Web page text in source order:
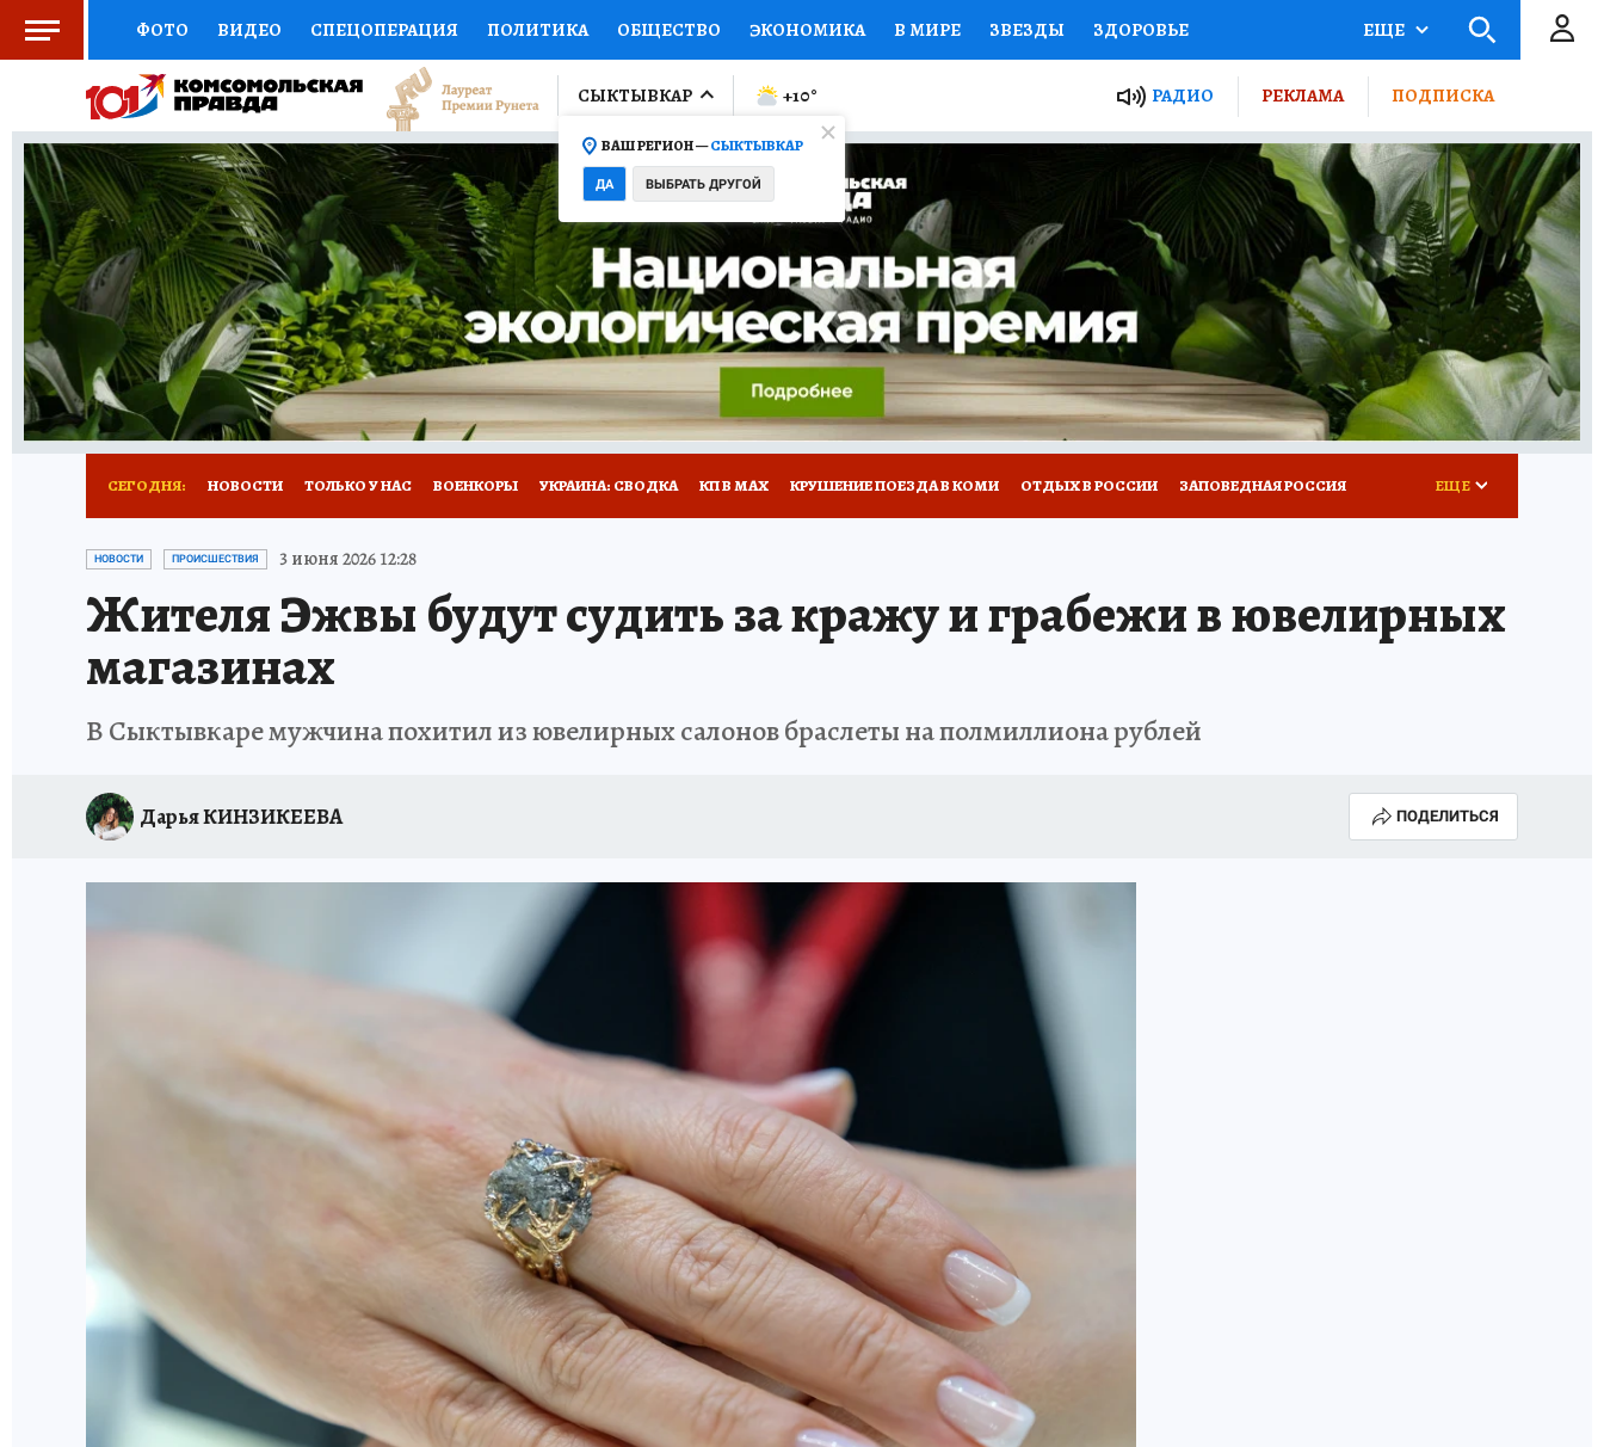
ФОТО ВИДЕО СПЕЦОПЕРАЦИЯ ПОЛИТИКА ОБЩЕСТВО ЭКОНОМИКА В МИРЕ ЗВЕЗДЫ ЗДОРОВЬЕ
СОЦПОДДЕРЖКА НАУКА СПОРТ КОЛУМНИСТЫ ПРОИСШЕСТВИЯ НАЦИОНАЛЬНЫЕ ПРОЕКТЫ РОССИИ
ВЫБОР ЭКСПЕРТОВ ДОКТОР ФИНАНСЫ ОТКРЫВАЕМ МИР Я ЗНАЮ СЕМЬЯ ЖЕНСКИЕ СЕКРЕТЫ ПУТЕВОДИТЕЛЬ
КНИЖНАЯ ПОЛКА ПРОГНОЗЫ НА СПОРТ ПРОМОКОДЫ СЕРИАЛЫ СПЕЦПРОЕКТЫ ДЕФИЦИТ ЖЕЛЕЗА ТУРИЗМ
ПРЕСС-ЦЕНТР НЕДВИЖИМОСТЬ ТЕЛЕВИЗОР КОЛЛЕКЦИИ КОНКУРСЫ РАБОТА У НАС ГИД ПОТРЕБИТЕЛЯ ВСЕ О КП
РАДИО КП РЕКЛАМА ТЕСТЫ НОВОЕ НА САЙТЕ
ЕЩЕ
СЫКТЫВКАР
ВАШ РЕГИОН —СЫКТЫВКАР
ДА ВЫБРАТЬ ДРУГОЙ
+10° РАДИО РЕКЛАМА ПОДПИСКА
СЕГОДНЯ: НОВОСТИ ТОЛЬКО У НАС ВОЕНКОРЫ УКРАИНА: СВОДКА КП В МАХ КРУШЕНИЕ ПОЕЗДА В КОМИ ОТДЫХ В РОССИИ ЗАПОВЕДНАЯ РОССИЯ
ПРОИСШЕСТВИЯ АФИША
ЕЩЕ
НОВОСТИ ПРОИСШЕСТВИЯ 3 июня 2026 12:28
Жителя Эжвы будут судить за кражу и грабежи в ювелирных
магазинах
В Сыктывкаре мужчина похитил из ювелирных салонов браслеты на полмиллиона рублей
Дарья КИНЗИКЕЕВА ПОДЕЛИТЬСЯ